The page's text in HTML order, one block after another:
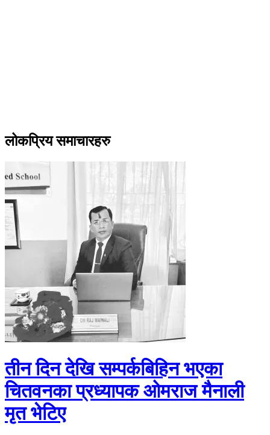
लोकप्रिय समाचारहरु
तीन दिन देखि सम्पर्कबिहिन भएका
चितवनका प्रध्यापक ओमराज मैनाली
मृत भेटिए